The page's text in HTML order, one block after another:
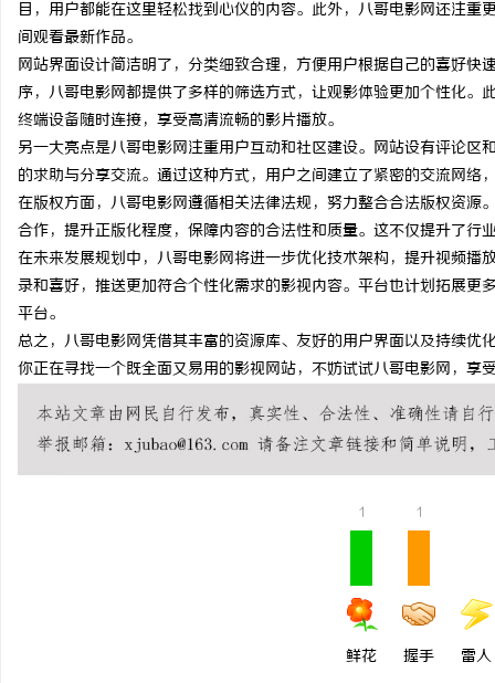
目，用户都能在这里轻松找到心仪的内容。此外，八哥电影网还注
间观看最新作品。
网站界面设计简洁明了，分类细致合理，方便用户根据自己的喜好
序，八哥电影网都提供了多样的筛选方式，让观影体验更加个性化
终端设备随时连接，享受高清流畅的影片播放。
另一大亮点是八哥电影网注重用户互动和社区建设。网站设有评论
的求助与分享交流。通过这种方式，用户之间建立了紧密的交流网络
在版权方面，八哥电影网遵循相关法律法规，努力整合合法版权资
合作，提升正版化程度，保障内容的合法性和质量。这不仅提升了行
在未来发展规划中，八哥电影网将进一步优化技术架构，提升视频
录和喜好，推送更加符合个性化需求的影视内容。平台也计划拓展
平台。
总之，八哥电影网凭借其丰富的资源库、友好的用户界面以及持续
你正在寻找一个既全面又易用的影视网站，不妨试试八哥电影网，享
1
鲜花
1
握手 雷人
武汉配眼镜 上海配眼镜